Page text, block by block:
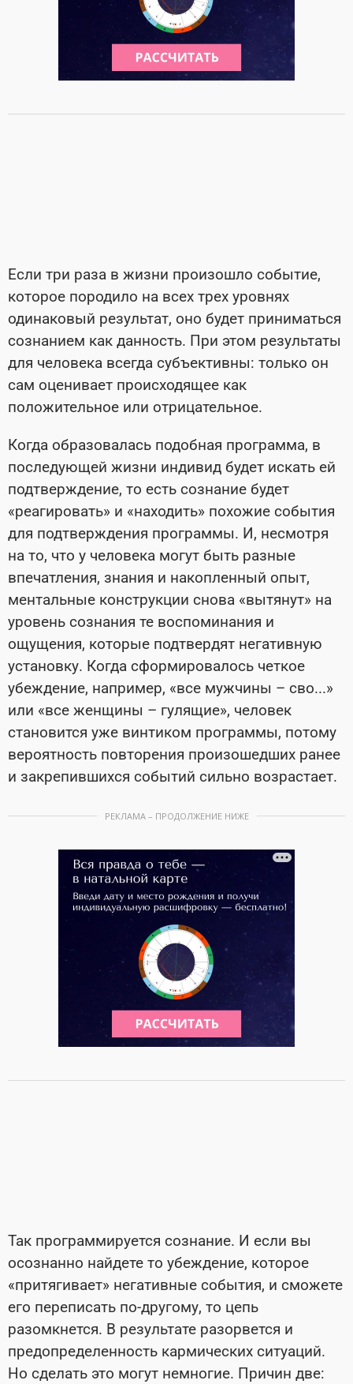
Если три раза в жизни произошло событие,
которое породило на всех трех уровнях
одинаковый результат, оно будет приниматься
сознанием как данность. При этом результаты
для человека всегда субъективны: только он
сам оценивает происходящее как
положительное или отрицательное.
Когда образовалась подобная программа, в
последующей жизни индивид будет искать ей
подтверждение, то есть сознание будет
«реагировать» и «находить» похожие события
для подтверждения программы. И, несмотря
на то, что у человека могут быть разные
впечатления, знания и накопленный опыт,
ментальные конструкции снова «вытянут» на
уровень сознания те воспоминания и
ощущения, которые подтвердят негативную
установку. Когда сформировалось четкое
убеждение, например, «все мужчины – сво...»
или «все женщины – гулящие», человек
становится уже винтиком программы, потому
вероятность повторения произошедших ранее
и закрепившихся событий сильно возрастает.
РЕКЛАМА – ПРОДОЛЖЕНИЕ НИЖЕ
Так программируется сознание. И если вы
осознанно найдете то убеждение, которое
«притягивает» негативные события, и сможете
его переписать по-другому, то цепь
разомкнется. В результате разорвется и
предопределенность кармических ситуаций.
Но сделать это могут немногие. Причин две: